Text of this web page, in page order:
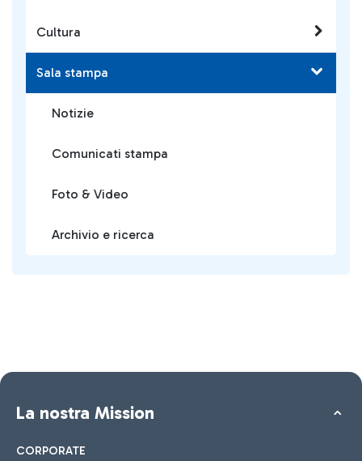
Cultura
Sala stampa
Notizie
Comunicati stampa
Foto & Video
Archivio e ricerca
La nostra Mission
CORPORATE